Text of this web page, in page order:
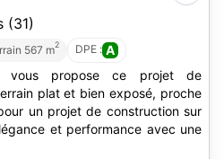
(31)
567 m2 DPE : A
vous propose ce projet de
plat et bien exposé, proche
un projet de construction sur
et performance avec une